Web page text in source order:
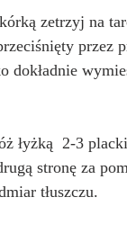
zetrzyj na
przez
dokładnie
łyżką  2-3
stronę za
tłuszczu.